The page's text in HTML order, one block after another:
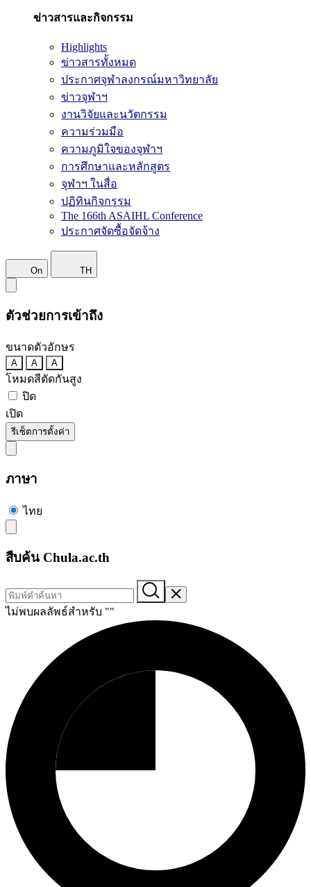
ข่าวสารและกิจกรรม
Highlights
ข่าวสารทั้งหมด
ประกาศจุฬาลงกรณ์มหาวิทยาลัย
ข่าวจุฬาฯ
งานวิจัยและนวัตกรรม
ความร่วมมือ
ความภูมิใจของจุฬาฯ
การศึกษาและหลักสูตร
จุฬาฯ ในสื่อ
ปฏิทินกิจกรรม
The 166th ASAIHL Conference
ประกาศจัดซื้อจัดจ้าง
On TH
ตัวช่วยการเข้าถึง
ขนาดตัวอักษร
A A A
โหมดสีตัดกันสูง
ปิด
เปิด
รีเซ็ตการตั้งค่า
ภาษา
ไทย
สืบค้น Chula.ac.th
ไม่พบผลลัพธ์สำหรับ ""